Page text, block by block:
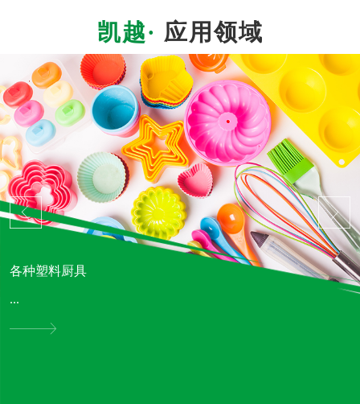
应用领域
各种塑料厨具
...